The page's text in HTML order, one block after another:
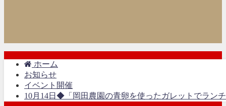
ホーム
お知らせ
イベント開催
10月14日◆「岡田農園の青卵を使ったガレットでラン